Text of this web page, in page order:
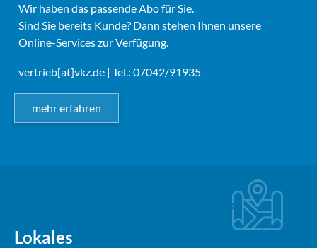
Wir haben das passende Abo für Sie.
Sind Sie bereits Kunde? Dann stehen Ihnen unsere
Online-Services zur Verfügung.
vertrieb[at]vkz.de | Tel.: 07042/91935
mehr erfahren
Lokales